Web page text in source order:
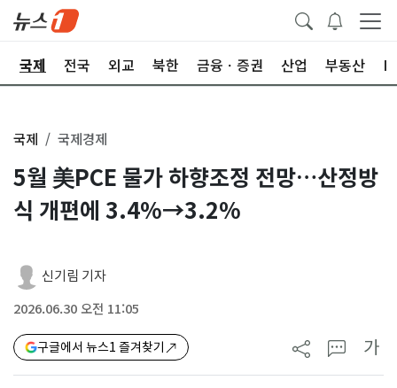
국제 전국 외교 북한 금융ㆍ증권 산업 부동산
국제 국제경제
5월 美PCE 물가 하향조정 전망…산정방
식 개편에 3.4%→3.2%
신기림 기자
2026.06.30 오전 11:05
구글에서 뉴스1 즐겨찾기 가